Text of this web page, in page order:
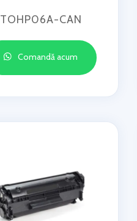
TOHP06A-CAN
Comandă acum